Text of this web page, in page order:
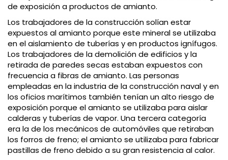
de exposición a productos de amianto.
Los trabajadores de la construcción solían estar
expuestos al amianto porque este mineral se utilizaba
en el aislamiento de tuberías y en productos ignífugos.
Los trabajadores de la demolición de edificios y la
retirada de paredes secas estaban expuestos con
frecuencia a fibras de amianto. Las personas
empleadas en la industria de la construcción naval y en
los oficios marítimos también tenían un alto riesgo de
exposición porque el amianto se utilizaba para aislar
calderas y tuberías de vapor. Una tercera categoría
era la de los mecánicos de automóviles que retiraban
los forros de freno; el amianto se utilizaba para fabricar
pastillas de freno debido a su gran resistencia al calor.